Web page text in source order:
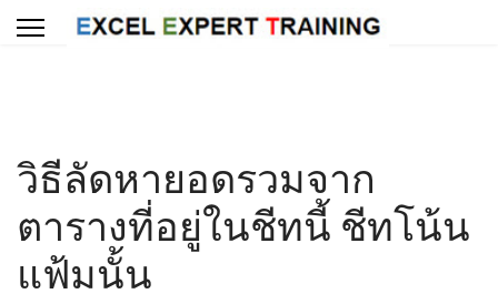
วิธีลัดหายอดรวมจาก
ตารางที่อยู่ในชีทนี้ ชีทโน้น
แฟ้มนั้น